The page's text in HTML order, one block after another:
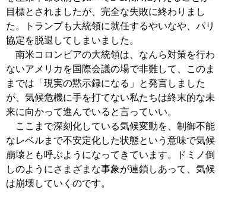
目標とされましたが、完全な失敗に終わりまし
た。トランプも大統領に就任するやいなや、パリ
協定を脱退してしまいました。
南米コロンビアの大統領は、なんら対策を行わ
ないアメリカを国際会議の場で非難して、このま
までは「現実の黙示録になる」と発言しました
が、気候危機に手を打てない私たちは終末的な未
来に向かって進んでいると言っていい。
ここまで深刻化している気候変動を、制御不能
なレベルまで不安定化した状態という意味で気候
崩壊とも呼ぶようになってきています。ドミノ倒
しのようにさまざまな事象が連鎖しあって、気候
は崩壊していくのです。